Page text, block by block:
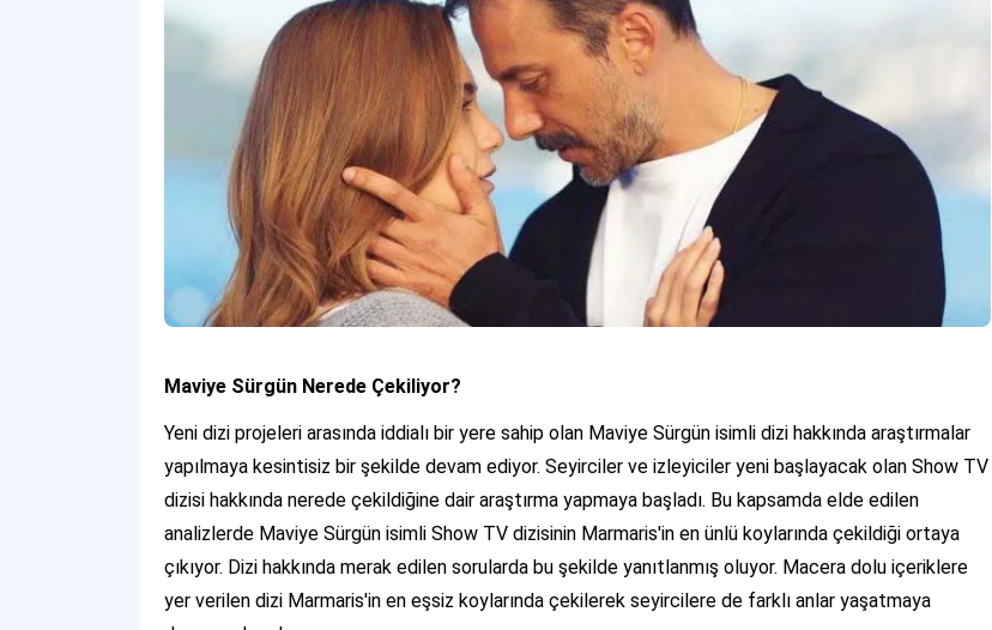
Maviye Sürgün Nerede Çekiliyor?
Yeni dizi projeleri arasında iddialı bir yere sahip olan Maviye Sürgün isimli dizi hakkında araştırmalar
yapılmaya kesintisiz bir şekilde devam ediyor. Seyirciler ve izleyiciler yeni başlayacak olan Show TV
dizisi hakkında nerede çekildiğine dair araştırma yapmaya başladı. Bu kapsamda elde edilen
analizlerde Maviye Sürgün isimli Show TV dizisinin Marmaris'in en ünlü koylarında çekildiği ortaya
çıkıyor. Dizi hakkında merak edilen sorularda bu şekilde yanıtlanmış oluyor. Macera dolu içeriklere
yer verilen dizi Marmaris'in en eşsiz koylarında çekilerek seyircilere de farklı anlar yaşatmaya